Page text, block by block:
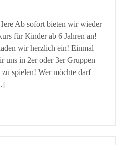
Ab sofort bieten wir wieder
für Kinder ab 6 Jahren an!
wir herzlich ein! Einmal
uns in 2er oder 3er Gruppen
spielen! Wer möchte darf